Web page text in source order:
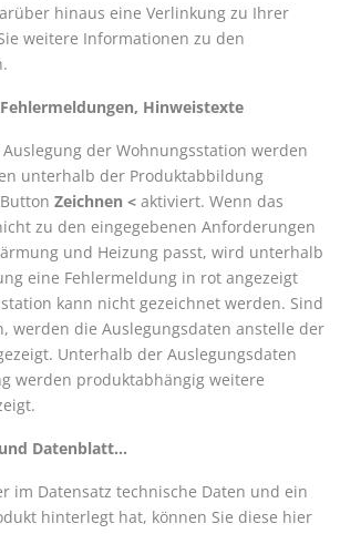
hinaus eine Verlinkung zu Ihrer
weitere Informationen zu den
Hinweistexte
der Wohnungsstation werden
unterhalb der Produktabbildung
Zeichnen < aktiviert. Wenn das
zu den eingegebenen Anforderungen
und Heizung passt, wird unterhalb
eine Fehlermeldung in rot angezeigt
kann nicht gezeichnet werden. Sind
werden die Auslegungsdaten anstelle der
Unterhalb der Auslegungsdaten
werden produktabhängig weitere
Datenblatt...
im Datensatz technische Daten und ein
hinterlegt hat, können Sie diese hier